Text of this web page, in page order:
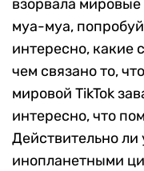
взорвала
муа-муа,
интересно, какие
чем связано то,
мировой TikTok
интересно, что
Действительно ли
инопланетными